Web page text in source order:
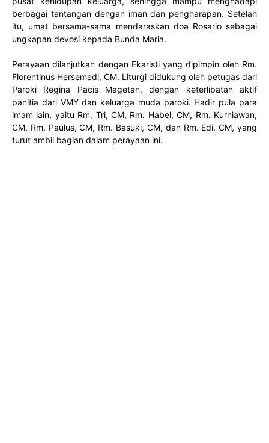
berbagai tantangan dengan iman dan pengharapan. Setelah
itu, umat bersama-sama mendaraskan doa Rosario sebagai
ungkapan devosi kepada Bunda Maria.
Perayaan dilanjutkan dengan Ekaristi yang dipimpin oleh Rm.
Florentinus Hersemedi, CM. Liturgi didukung oleh petugas dari
Paroki Regina Pacis Magetan, dengan keterlibatan aktif
panitia dari VMY dan keluarga muda paroki. Hadir pula para
imam lain, yaitu Rm. Tri, CM, Rm. Habel, CM, Rm. Kurniawan,
CM, Rm. Paulus, CM, Rm. Basuki, CM, dan Rm. Edi, CM, yang
turut ambil bagian dalam perayaan ini.